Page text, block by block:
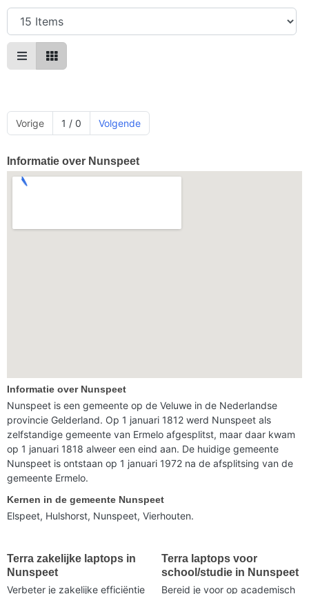
Vorige 1 / 0 Volgende
Informatie over Nunspeet
Informatie over Nunspeet
Nunspeet is een gemeente op de Veluwe in de Nederlandse
provincie Gelderland. Op 1 januari 1812 werd Nunspeet als
zelfstandige gemeente van Ermelo afgesplitst, maar daar kwam
op 1 januari 1818 alweer een eind aan. De huidige gemeente
Nunspeet is ontstaan op 1 januari 1972 na de afsplitsing van de
gemeente Ermelo.
Kernen in de gemeente Nunspeet
Elspeet, Hulshorst, Nunspeet, Vierhouten.
Terra zakelijke laptops in
Nunspeet
Verbeter je zakelijke efficiëntie
Terra laptops voor
school/studie in Nunspeet
Bereid je voor op academisch